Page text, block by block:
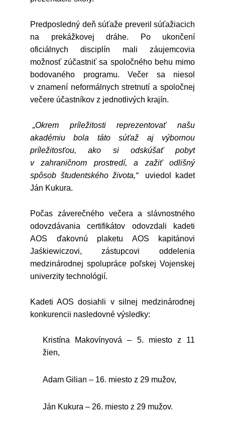
Predposledný deň súťaže preveril súťažiacich
na prekážkovej dráhe. Po ukončení
oficiálnych disciplín mali záujemcovia
možnosť zúčastniť sa spoločného behu mimo
bodovaného programu. Večer sa niesol
v znamení neformálnych stretnutí a spoločnej
večere účastníkov z jednotlivých krajín.
„Okrem príležitosti reprezentovať našu
akadémiu bola táto súťaž aj výbornou
príležitosťou, ako si odskúšať pobyt
v zahraničnom prostredí, a zažiť odlišný
spôsob študentského života,“
uviedol kadet
Ján Kukura.
Počas záverečného večera a slávnostného
odovzdávania certifikátov odovzdali kadeti
AOS ďakovnú plaketu AOS kapitánovi
Jaśkiewiczovi, zástupcovi oddelenia
medzinárodnej spolupráce poľskej Vojenskej
univerzity technológií.
Kadeti AOS dosiahli v silnej medzinárodnej
konkurencii nasledovné výsledky:
Kristína Makovínyová – 5. miesto z 11
žien,
Adam Gilian – 16. miesto z 29 mužov,
Ján Kukura – 26. miesto z 29 mužov.